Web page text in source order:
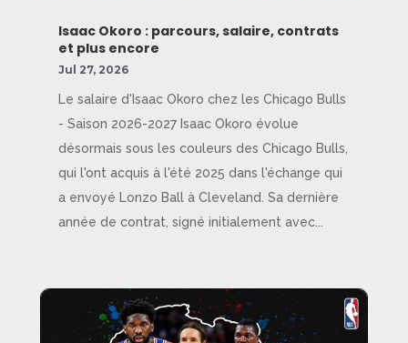
Isaac Okoro : parcours, salaire, contrats
et plus encore
Jul 27, 2026
Le salaire d'Isaac Okoro chez les Chicago Bulls
- Saison 2026-2027 Isaac Okoro évolue
désormais sous les couleurs des Chicago Bulls,
qui l'ont acquis à l'été 2025 dans l'échange qui
a envoyé Lonzo Ball à Cleveland. Sa dernière
année de contrat, signé initialement avec...